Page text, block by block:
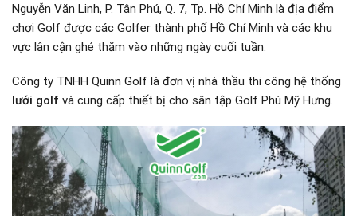
Nguyễn Văn Linh, P. Tân Phú, Q. 7, Tp. Hồ Chí Minh là địa điểm
chơi Golf được các Golfer thành phố Hồ Chí Minh và các khu
vực lân cận ghé thăm vào những ngày cuối tuần.
Công ty TNHH Quinn Golf là đơn vị nhà thầu thi công hệ thống
lưới golf và cung cấp thiết bị cho sân tập Golf Phú Mỹ Hưng.